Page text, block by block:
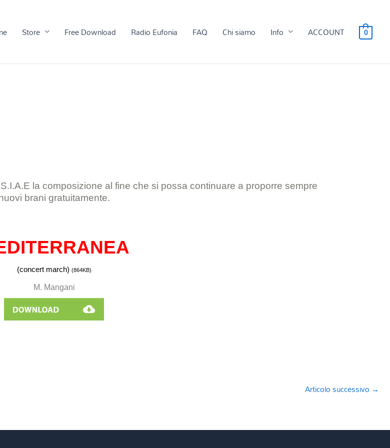
Store Free Download Radio Eufonia FAQ Chi siamo Info ACCOUNT 0
la composizione al fine che si possa continuare a proporre sempre
brani gratuitamente.
(concert march) (864KB)
M. Mangani
Articolo successivo →